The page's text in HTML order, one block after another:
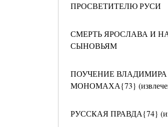
ПРОСВЕТИТЕЛЮ РУСИ
СМЕРТЬ ЯРОСЛАВА И
СЫНОВЬЯМ
ПОУЧЕНИЕ ВЛАДИМИРА
МОНОМАХА{73}
РУССКАЯ ПРАВДА{74}